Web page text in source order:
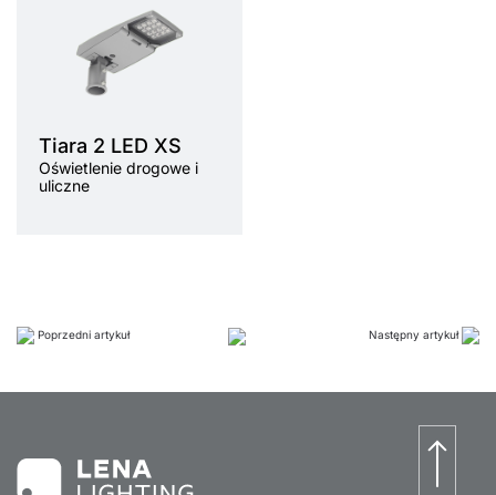
Tiara 2 LED XS
Oświetlenie drogowe i
uliczne
wysięgnika
lub
Rodzaj klosza
Poprzedni artykuł Następny artykuł